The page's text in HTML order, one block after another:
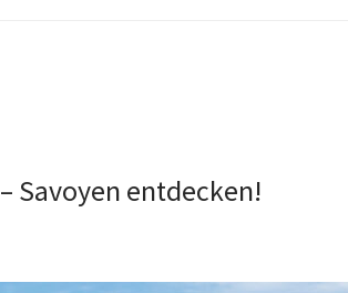
Savoyen entdecken!